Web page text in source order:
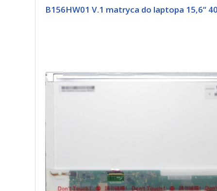
B156HW01 V.1 matryca do laptopa 15,6“